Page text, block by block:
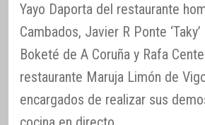
Yayo Daporta del restaurante
Cambados, Javier R Ponte
Boketé de A Coruña y Rafa
restaurante Maruja Limón de
encargados de realizar sus